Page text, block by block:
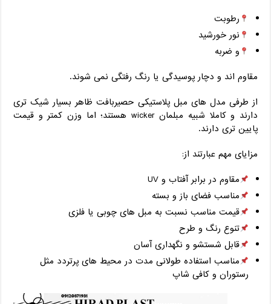
رطوبت
نور خورشید
و ضربه
مقاوم‌ اند و دچار پوسیدگی یا رنگ ‌رفتگی نمی‌ شوند.
از طرفی مدل ‌های مبل پلاستیکی حصیربافت ظاهر بسیار شیک ‌تری
دارند و کاملا شبیه مبلمان wicker هستند؛ اما وزن کمتر و قیمت
پایین ‌تری دارند.
مزایای مهم عبارتند از:
مقاوم در برابر آفتاب و UV
مناسب فضای باز و بسته
قیمت مناسب نسبت به مبل ‌های چوبی یا فلزی
تنوع رنگ و طرح
قابل شستشو و نگهداری آسان
مناسب استفاده طولانی‌ مدت در محیط ‌های پرتردد مثل
رستوران و کافی ‌شاپ